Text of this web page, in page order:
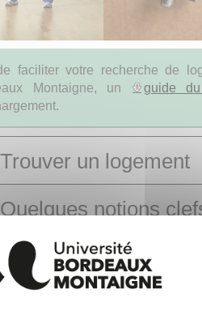
faciliter votre recherche de
Montaigne, un
guide
un logement
notions